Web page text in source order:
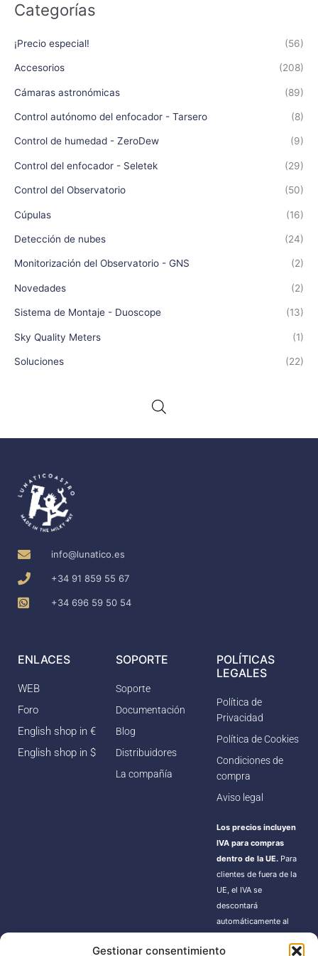
Gestionar consentimiento
Categorías
¡Precio especial! (56)
Accesorios (208)
Cámaras astronómicas (89)
Control autónomo del enfocador - Tarsero (8)
Control de humedad - ZeroDew (9)
Control del enfocador - Seletek (29)
Control del Observatorio (50)
Cúpulas (16)
Detección de nubes (24)
Monitorización del Observatorio - GNS (2)
Novedades (2)
Sistema de Montaje - Duoscope (13)
Sky Quality Meters (1)
Soluciones (22)
info@lunatico.es
+34 91 859 55 67
+34 696 59 50 54
ENLACES
WEB
Foro
English shop in €
English shop in $
SOPORTE
Soporte
Documentación
Blog
Distribuidores
La compañía
POLÍTICAS
LEGALES
Política de
Privacidad
Política de Cookies
Condiciones de
compra
Aviso legal
Los precios incluyen
IVA para compras
dentro de la UE. Para
clientes de fuera de la
UE, el IVA se
descontará
automáticamente al
Estos pedidos pueden